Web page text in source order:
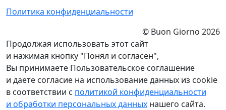
Политика конфиденциальности
© Buon Giorno 2026
Продолжая использовать этот сайт
и нажимая кнопку "Понял и согласен",
Вы принимаете Пользовательское соглашение
и даете согласие на использование данных из cookie
в соответствии с политикой конфиденциальности
и обработки персональных данных нашего сайта.